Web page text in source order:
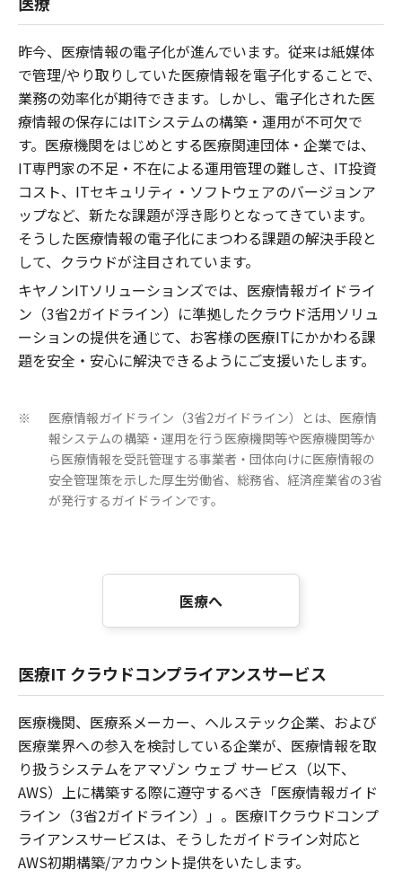
昨今、医療情報の電子化が進んでいます。従来は紙媒体
で管理/やり取りしていた医療情報を電子化することで、
業務の効率化が期待できます。しかし、電子化された医
療情報の保存にはITシステムの構築・運用が不可欠で
す。医療機関をはじめとする医療関連団体・企業では、
IT専門家の不足・不在による運用管理の難しさ、IT投資
コスト、ITセキュリティ・ソフトウェアのバージョンア
ップなど、新たな課題が浮き彫りとなってきています。
そうした医療情報の電子化にまつわる課題の解決手段と
して、クラウドが注目されています。
キヤノンITソリューションズでは、医療情報ガイドライ
ン（3省2ガイドライン）に準拠したクラウド活用ソリュ
ーションの提供を通じて、お客様の医療ITにかかわる課
題を安全・安心に解決できるようにご支援いたします。
※
医療情報ガイドライン（3省2ガイドライン）とは、医療情
報システムの構築・運用を行う医療機関等や医療機関等か
ら医療情報を受託管理する事業者・団体向けに医療情報の
安全管理策を示した厚生労働省、総務省、経済産業省の3省
が発行するガイドラインです。
医療へ
医療IT クラウドコンプライアンスサービス
医療機関、医療系メーカー、ヘルステック企業、および
医療業界への参入を検討している企業が、医療情報を取
り扱うシステムをアマゾン ウェブ サービス（以下、
AWS）上に構築する際に遵守するべき「医療情報ガイド
ライン（3省2ガイドライン）」。医療ITクラウドコンプ
ライアンスサービスは、そうしたガイドライン対応と
AWS初期構築/アカウント提供をいたします。